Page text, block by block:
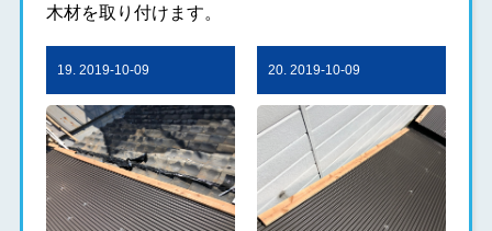
木材を取り付けます。
19. 2019-10-09 20. 2019-10-09